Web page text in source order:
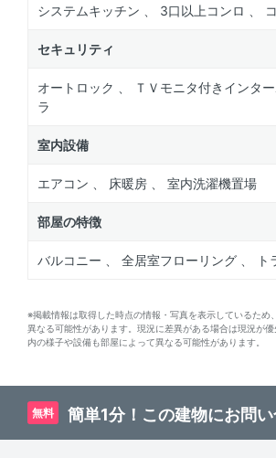
システムキッチン 、 3口以上コンロ 、
セキュリティ
オートロック 、 ＴＶモニタ付きインタ
ラ
室内設備
エアコン 、 床暖房 、 室内洗濯機置場
部屋の特徴
バルコニー 、 全居室フローリング 、 ト
※掲載情報は取得した時点の情報・写真を表示しているため
異なる可能性があります。現況に差異がある場合は現況が
内の様子や設備も部屋によって異なる可能性があります。
無料 簡単1分！この建物にお問